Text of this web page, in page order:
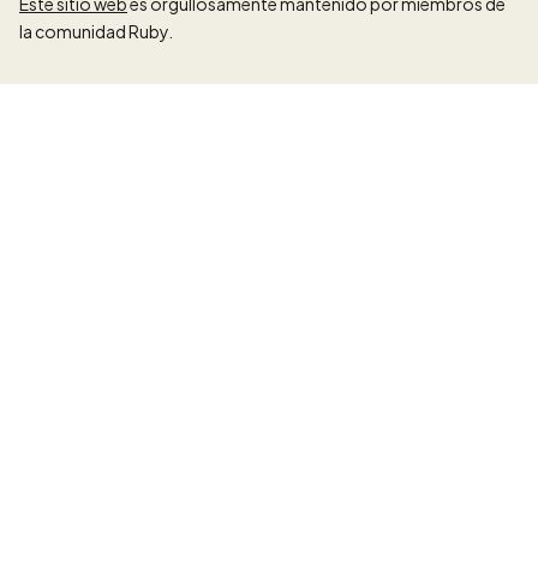
la comunidad Ruby.